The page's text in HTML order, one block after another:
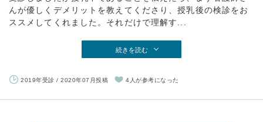
んが優しくデメリットを教えてくださり、授乳後の検診をお
ススメしてくれました。それだけで理解す...
続きを読む
2019年受診 / 2020年07月投稿 4人が参考になった